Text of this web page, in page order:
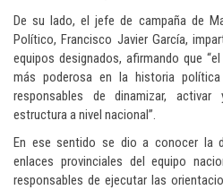
De su lado, el jefe de campaña de
Político, Francisco Javier García,
equipos designados, afirmando que
más poderosa en la historia
responsables de dinamizar,
estructura a nivel nacional”.
En ese sentido se dio a conocer la
enlaces provinciales del equipo
responsables de ejecutar las